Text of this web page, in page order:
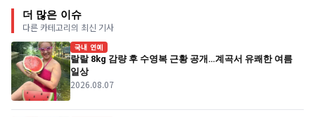
더 많은 이슈
다른 카테고리의 최신 기사
국내 연예
랄랄 8kg 감량 후 수영복 근황 공개…계곡서 유쾌한 여름
일상
2026.08.07